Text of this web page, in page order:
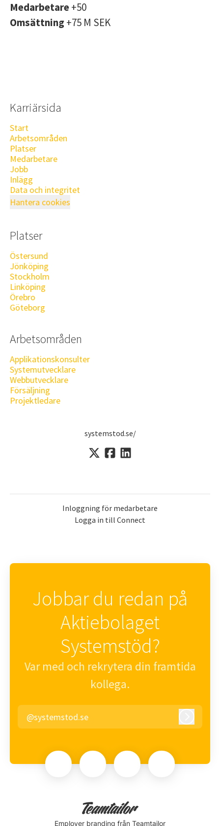
Medarbetare+50
Omsättning+75 M SEK
Karriärsida
Start
Arbetsområden
Platser
Medarbetare
Jobb
Inlägg
Data och integritet
Hantera cookies
Platser
Östersund
Jönköping
Stockholm
Linköping
Örebro
Göteborg
Arbetsområden
Applikationskonsulter
Systemutvecklare
Webbutvecklare
Försäljning
Projektledare
systemstod.se/
Inloggning för medarbetare
Logga in till Connect
Jobbar du redan på
Aktiebolaget
Systemstöd?
Var med och rekrytera din framtida
kollega.
@systemstod.se
Employer branding från Teamtailor